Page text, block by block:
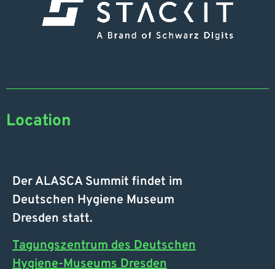
Location
Der ALASCA Summit findet im
Deutschen Hygiene Museum
Dresden statt.
Tagungszentrum des Deutschen
Hygiene-Museums Dresden